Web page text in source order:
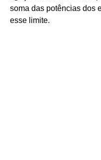
soma das potências dos
esse limite.